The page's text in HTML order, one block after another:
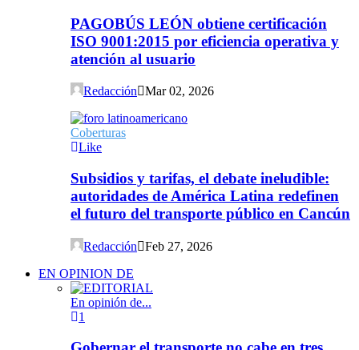
PAGOBÚS LEÓN obtiene certificación
ISO 9001:2015 por eficiencia operativa y
atención al usuario
Redacción Mar 02, 2026
Coberturas
Like
Subsidios y tarifas, el debate ineludible:
autoridades de América Latina redefinen
el futuro del transporte público en Cancún
Redacción
Feb 27, 2026
EN OPINION DE
En opinión de...
1